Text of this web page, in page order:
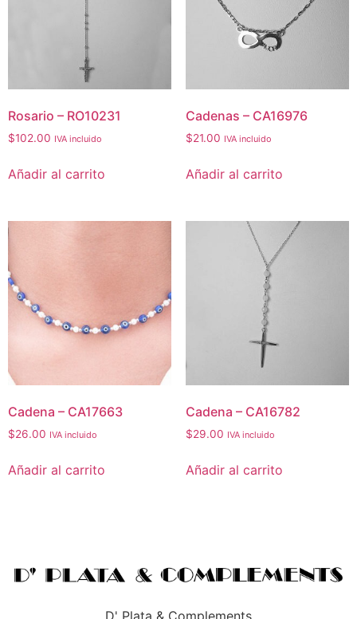
Rosario – RO10231
$102.00 IVA incluido
Añadir al carrito
Cadenas – CA16976
$21.00 IVA incluido
Añadir al carrito
Cadena – CA17663
$26.00 IVA incluido
Añadir al carrito
Cadena – CA16782
$29.00 IVA incluido
Añadir al carrito